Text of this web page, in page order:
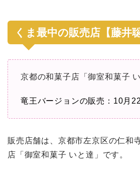
くま最中の販売店【藤井
京都の和菓子店「御室和菓子 い
竜王バージョンの販売：10月
販売店舗は、京都市左京区の仁和
店「御室和菓子 いと達」です。